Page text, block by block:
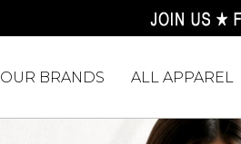
OUR BRANDS ALL APPAREL